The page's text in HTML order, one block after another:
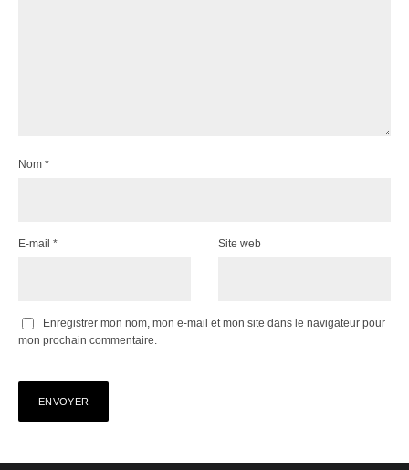
Nom *
E-mail * Site web
Enregistrer mon nom, mon e-mail et mon site dans le navigateur pour
mon prochain commentaire.